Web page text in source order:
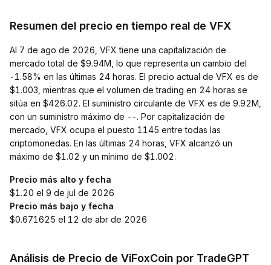
Resumen del precio en tiempo real de VFX
Al 7 de ago de 2026, VFX tiene una capitalización de
mercado total de $9.94M, lo que representa un cambio del
-1.58% en las últimas 24 horas. El precio actual de VFX es de
$1.003, mientras que el volumen de trading en 24 horas se
sitúa en $426.02. El suministro circulante de VFX es de 9.92M,
con un suministro máximo de --. Por capitalización de
mercado, VFX ocupa el puesto 1145 entre todas las
criptomonedas. En las últimas 24 horas, VFX alcanzó un
máximo de $1.02 y un mínimo de $1.002.
Precio más alto y fecha
$1.20 el 9 de jul de 2026
Precio más bajo y fecha
$0.671625 el 12 de abr de 2026
Análisis de Precio de ViFoxCoin por TradeGPT